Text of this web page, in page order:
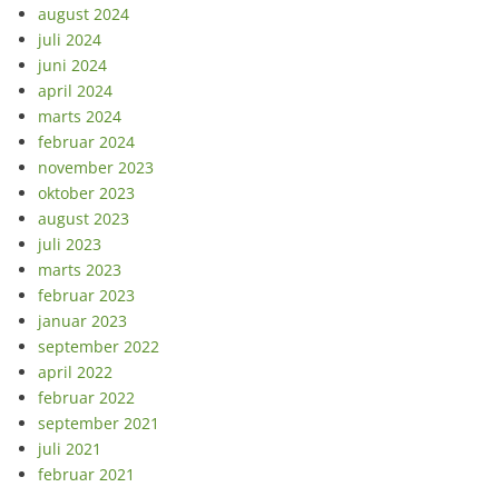
august 2024
juli 2024
juni 2024
april 2024
marts 2024
februar 2024
november 2023
oktober 2023
august 2023
juli 2023
marts 2023
februar 2023
januar 2023
september 2022
april 2022
februar 2022
september 2021
juli 2021
februar 2021